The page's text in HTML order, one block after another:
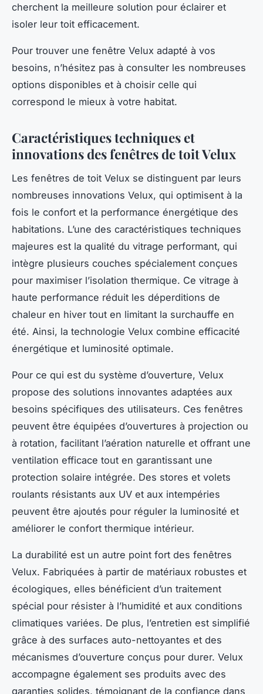
cherchent la meilleure solution pour éclairer et
isoler leur toit efficacement.
Pour trouver une fenêtre Velux adapté à vos
besoins, n’hésitez pas à consulter les nombreuses
options disponibles et à choisir celle qui
correspond le mieux à votre habitat.
Caractéristiques techniques et
innovations des fenêtres de toit Velux
Les fenêtres de toit Velux se distinguent par leurs
nombreuses innovations Velux, qui optimisent à la
fois le confort et la performance énergétique des
habitations. L’une des caractéristiques techniques
majeures est la qualité du vitrage performant, qui
intègre plusieurs couches spécialement conçues
pour maximiser l’isolation thermique. Ce vitrage à
haute performance réduit les déperditions de
chaleur en hiver tout en limitant la surchauffe en
été. Ainsi, la technologie Velux combine efficacité
énergétique et luminosité optimale.
Pour ce qui est du système d’ouverture, Velux
propose des solutions innovantes adaptées aux
besoins spécifiques des utilisateurs. Ces fenêtres
peuvent être équipées d’ouvertures à projection ou
à rotation, facilitant l’aération naturelle et offrant une
ventilation efficace tout en garantissant une
protection solaire intégrée. Des stores et volets
roulants résistants aux UV et aux intempéries
peuvent être ajoutés pour réguler la luminosité et
améliorer le confort thermique intérieur.
La durabilité est un autre point fort des fenêtres
Velux. Fabriquées à partir de matériaux robustes et
écologiques, elles bénéficient d’un traitement
spécial pour résister à l’humidité et aux conditions
climatiques variées. De plus, l’entretien est simplifié
grâce à des surfaces auto-nettoyantes et des
mécanismes d’ouverture conçus pour durer. Velux
accompagne également ses produits avec des
garanties solides, témoignant de la confiance dans